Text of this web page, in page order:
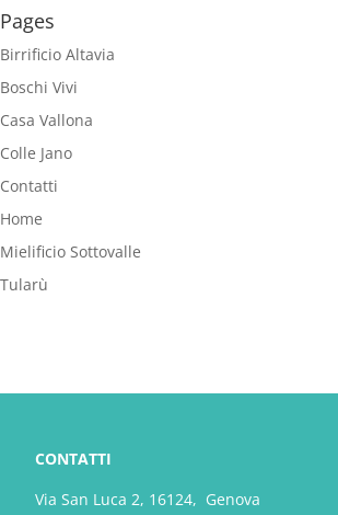
Pages
Birrificio Altavia
Boschi Vivi
Casa Vallona
Colle Jano
Contatti
Home
Mielificio Sottovalle
Tularù
CONTATTI
Via San Luca 2, 16124, Genova